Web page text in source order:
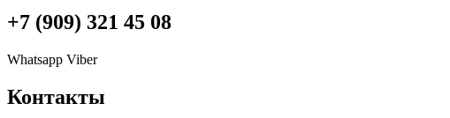
+7 (909) 321 45 08
Whatsapp Viber
Контакты